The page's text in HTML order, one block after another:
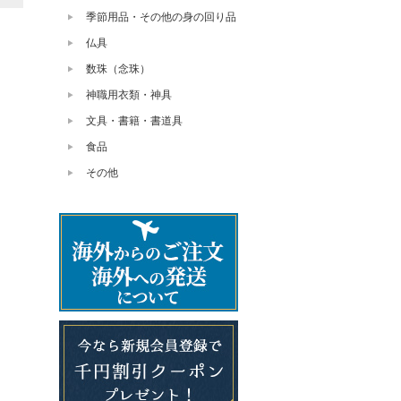
季節用品・その他の身の回り品
仏具
数珠（念珠）
神職用衣類・神具
文具・書籍・書道具
食品
その他